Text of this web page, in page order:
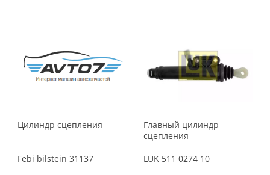
Цилиндр сцепления
Febi bilstein 31137
Главный цилиндр
сцепления
LUK 511 0274 10